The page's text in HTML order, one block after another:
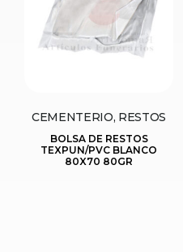
CEMENTERIO, RESTOS
BOLSA DE RESTOS
TEXPUN/PVC BLANCO
80X70 80GR